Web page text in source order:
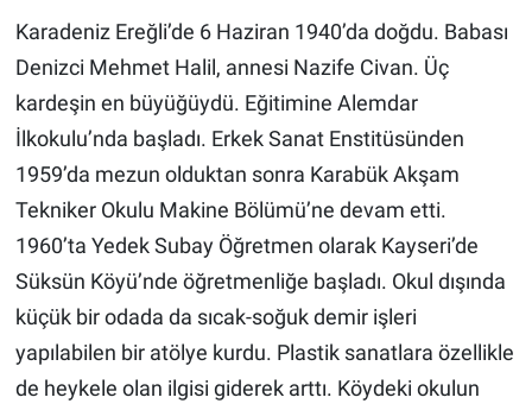
Karadeniz Ereğli’de 6 Haziran 1940’da doğdu. Babası
Denizci Mehmet Halil, annesi Nazife Civan. Üç
kardeşin en büyüğüydü. Eğitimine Alemdar
İlkokulu’nda başladı. Erkek Sanat Enstitüsünden
1959’da mezun olduktan sonra Karabük Akşam
Tekniker Okulu Makine Bölümü’ne devam etti.
1960’ta Yedek Subay Öğretmen olarak Kayseri’de
Süksün Köyü’nde öğretmenliğe başladı. Okul dışında
küçük bir odada da sıcak-soğuk demir işleri
yapılabilen bir atölye kurdu. Plastik sanatlara özellikle
de heykele olan ilgisi giderek arttı. Köydeki okulun